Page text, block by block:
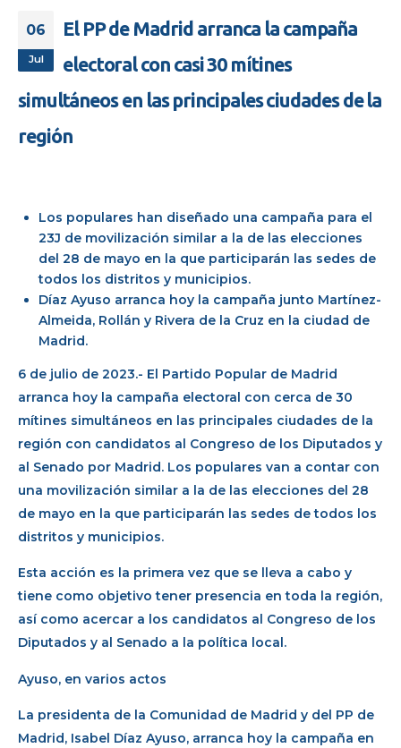
06
Jul
El PP de Madrid arranca la campaña
electoral con casi 30 mítines
simultáneos en las principales ciudades de la
región
Los populares han diseñado una campaña para el
23J de movilización similar a la de las elecciones
del 28 de mayo en la que participarán las sedes de
todos los distritos y municipios.
Díaz Ayuso arranca hoy la campaña junto Martínez-
Almeida, Rollán y Rivera de la Cruz en la ciudad de
Madrid.
6 de julio de 2023.- El Partido Popular de Madrid
arranca hoy la campaña electoral con cerca de 30
mítines simultáneos en las principales ciudades de la
región con candidatos al Congreso de los Diputados y
al Senado por Madrid. Los populares van a contar con
una movilización similar a la de las elecciones del 28
de mayo en la que participarán las sedes de todos los
distritos y municipios.
Esta acción es la primera vez que se lleva a cabo y
tiene como objetivo tener presencia en toda la región,
así como acercar a los candidatos al Congreso de los
Diputados y al Senado a la política local.
Ayuso, en varios actos
La presidenta de la Comunidad de Madrid y del PP de
Madrid, Isabel Díaz Ayuso, arranca hoy la campaña en